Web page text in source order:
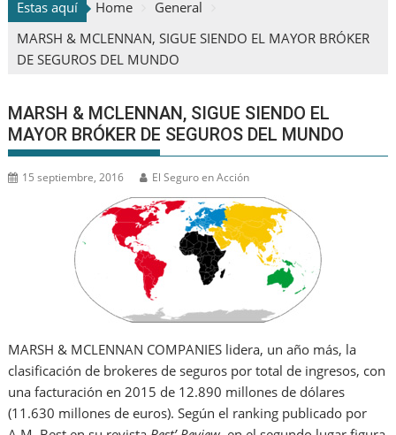
Estas aquí Home
General
MARSH & MCLENNAN, SIGUE SIENDO EL MAYOR BRÓKER
DE SEGUROS DEL MUNDO
MARSH & MCLENNAN, SIGUE SIENDO EL
MAYOR BRÓKER DE SEGUROS DEL MUNDO
15 septiembre, 2016 El Seguro en Acción
MARSH & MCLENNAN COMPANIES lidera, un año más, la
clasificación de brokeres de seguros por total de ingresos, con
una facturación en 2015 de 12.890 millones de dólares
(11.630 millones de euros). Según el ranking publicado por